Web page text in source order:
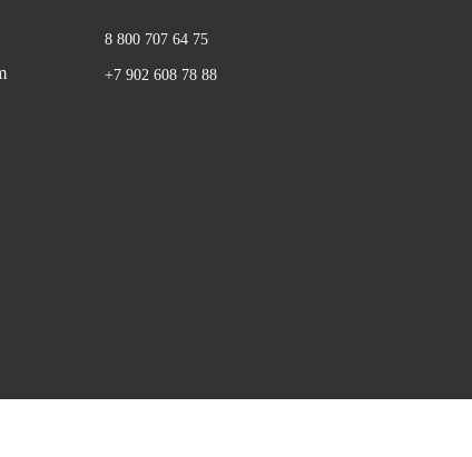
8 800 707 64 75
+7 902 608 78 88